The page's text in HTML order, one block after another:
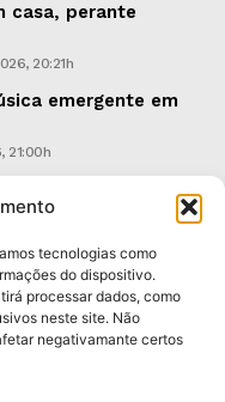
tecnologias como
do dispositivo.
processar dados, como
neste site. Não
negativamante certos
casa, perante
20:21h
emergente em
21:00h